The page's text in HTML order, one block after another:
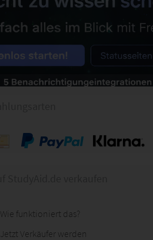
Wie funktioniert das?
Jetzt Verkäufer werden